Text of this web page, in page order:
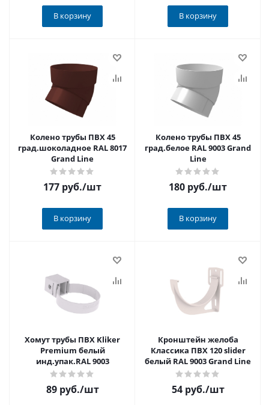
В корзину В корзину
Колено трубы ПВХ 45
град.шоколадное RAL 8017
Grand Line
177 руб./шт
В корзину
Колено трубы ПВХ 45
град.белое RAL 9003 Grand
Line
180 руб./шт
В корзину
Хомут трубы ПВХ Kliker
Premium белый
инд.упак.RAL 9003
89 руб./шт
Кронштейн желоба
Классика ПВХ 120 slider
белый RAL 9003 Grand Line
54 руб./шт